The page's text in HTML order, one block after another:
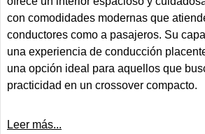
con comodidades modernas que
conductores como a pasajeros. Su
una experiencia de conducción
una opción ideal para aquellos que
practicidad en un crossover compacto.
Leer más...